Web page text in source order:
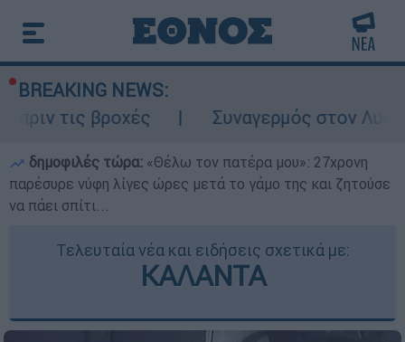
BREAKING NEWS:
Συναγερμός στον Λυκαβηττό:
δημοφιλές τώρα: «Θέλω τον πατέρα μου»: 27χρονη
παρέσυρε νύφη λίγες ώρες μετά το γάμο της και ζητούσε
να πάει σπίτι...
Τελευταία νέα και ειδήσεις σχετικά με:
ΚΑΛΑΝΤΑ